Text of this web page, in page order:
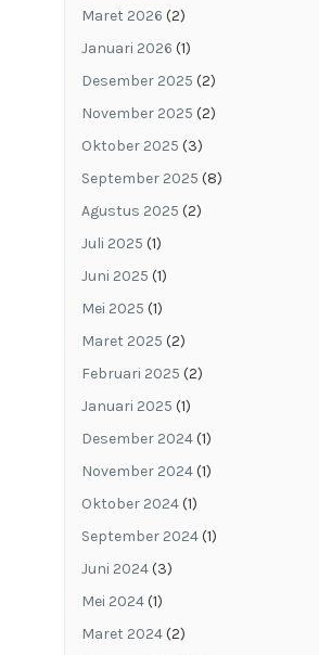
Maret 2026 (2)
Januari 2026 (1)
Desember 2025 (2)
November 2025 (2)
Oktober 2025 (3)
September 2025 (8)
Agustus 2025 (2)
Juli 2025 (1)
Juni 2025 (1)
Mei 2025 (1)
Maret 2025 (2)
Februari 2025 (2)
Januari 2025 (1)
Desember 2024(1)
November 2024(1)
Oktober 2024(1)
September 2024(1)
Juni 2024(3)
Mei 2024(1)
Maret 2024(2)